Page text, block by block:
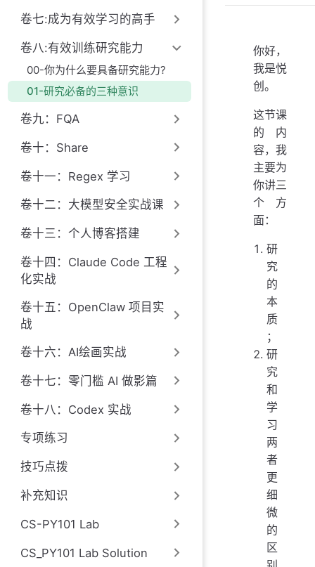
卷七:成为有效学习的高手
卷八:有效训练研究能力
00-你为什么要具备研究能力?
01-研究必备的三种意识
卷九：FQA
卷十：Share
卷十一：Regex 学习
卷十二：大模型安全实战课
卷十三：个人博客搭建
卷十四：Claude Code 工程
化实战
卷十五：OpenClaw 项目实
战
卷十六：AI绘画实战
卷十七：零门槛 AI 做影篇
卷十八：Codex 实战
专项练习
技巧点拨
补充知识
CS-PY101 Lab
CS_PY101 Lab Solution
你好，
我是悦
创。
这节课
的内
容，我
主要为
你讲三
个方
面：
研
究
的
本
质
；
研
究
和
学
习
两
者
更
细
微
的
区